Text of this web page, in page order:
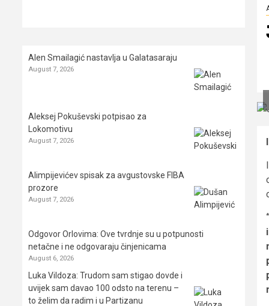
Alen Smailagić nastavlja u Galatasaraju
August 7, 2026
Aleksej Pokuševski potpisao za
Lokomotivu
August 7, 2026
Alimpijevićev spisak za avgustovske FIBA
prozore
August 7, 2026
Odgovor Orlovima: ​Ove tvrdnje su u potpunosti
netačne i ne odgovaraju činjenicama
August 6, 2026
Luka Vildoza: Trudom sam stigao dovde i
uvijek sam davao 100 odsto na terenu –
to želim da radim i u Partizanu